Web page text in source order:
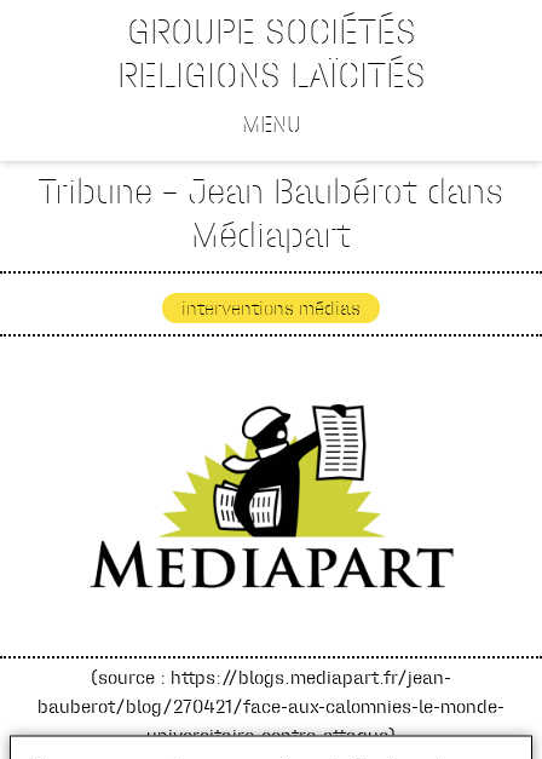
GROUPE SOCIÉTÉS
RELIGIONS LAÏCITÉS
MENU
Tribune – Jean Baubérot dans
Médiapart
interventions médias
(source : https://blogs.mediapart.fr/jean-
bauberot/blog/270421/face-aux-calomnies-le-monde-
universitaire-contre-attaque)